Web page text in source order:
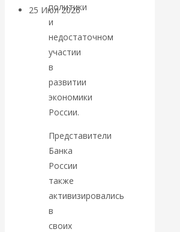
25 Июл 2026Комментарии,
интервью и беседы
«Об этом
молчат»:
экономист
Валентин
Катасонов
считает, что
политики
и
недостаточном
участии
в
развитии
экономики
России.
Представители
Банка
России
также
активизировались
в
своих